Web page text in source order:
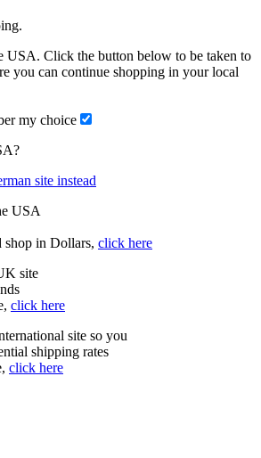
USA. Click the button below to be taken to
you can continue shopping in your local
my choice
site instead
USA
shop in Dollars, click here
site
click here
site so you
shipping rates
click here